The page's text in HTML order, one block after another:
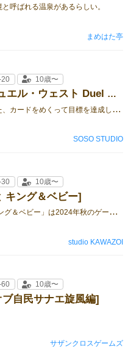
呼ばれる温泉があるらしい。
まめはた亭
[[両-Ｗ22] デュエル・ウェスト Duel West ]
西
部をテーマにした、カードをめくって目標を達成したら「命中！」と叫ぶスピードカードゲーム。
20 10歳〜
SOSO STUDIO
キング＆ベビー]
「
新・そすーと キング＆ベビー」は2024年秋のゲームマーケットに出展した「そすーと」のルールをシンプルに進化させた改訂版です。
30 10歳〜
studio KAWAZOI
自民サナエ旋風編]
60 10歳〜
サザンクロスゲームズ